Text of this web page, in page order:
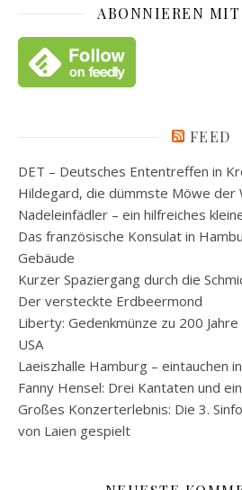
ABONNIEREN MIT
FEED
DET – Deutsches Ententreffen in
Hildegard, die dümmste Möwe der
Nadeleinfädler – ein hilfreiches
Das französische Konsulat in
Gebäude
Kurzer Spaziergang durch die
Der versteckte Erdbeermond
Liberty: Gedenkmünze zu 200
USA
Laeiszhalle Hamburg – eintauchen
Fanny Hensel: Drei Kantaten und
Großes Konzerterlebnis: Die 3.
von Laien gespielt